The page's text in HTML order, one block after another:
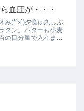
ですが。
血圧が・・・
み(*´з`)夕食は久しぶ
タン。バターも小麦
の目分量で入れま